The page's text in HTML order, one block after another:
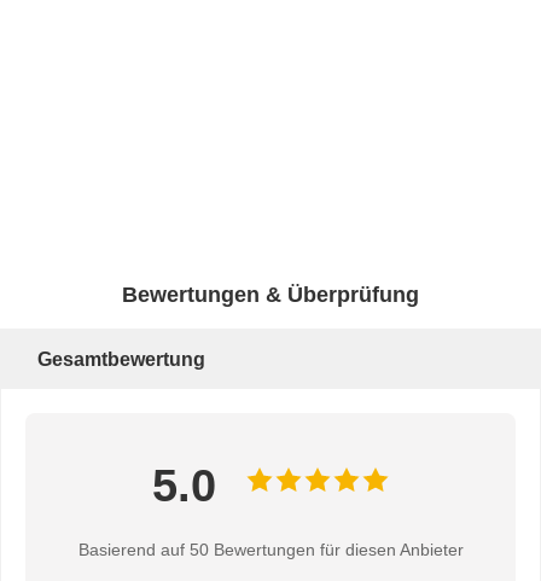
Bewertungen & Überprüfung
Gesamtbewertung
5.0
Basierend auf 50 Bewertungen für diesen Anbieter